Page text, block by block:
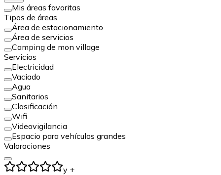
Mis áreas favoritas
Tipos de áreas
Área de estacionamiento
Área de servicios
Camping de mon village
Servicios
Electricidad
Vaciado
Agua
Sanitarios
Clasificación
Wifi
Videovigilancia
Espacio para vehículos grandes
Valoraciones
y +